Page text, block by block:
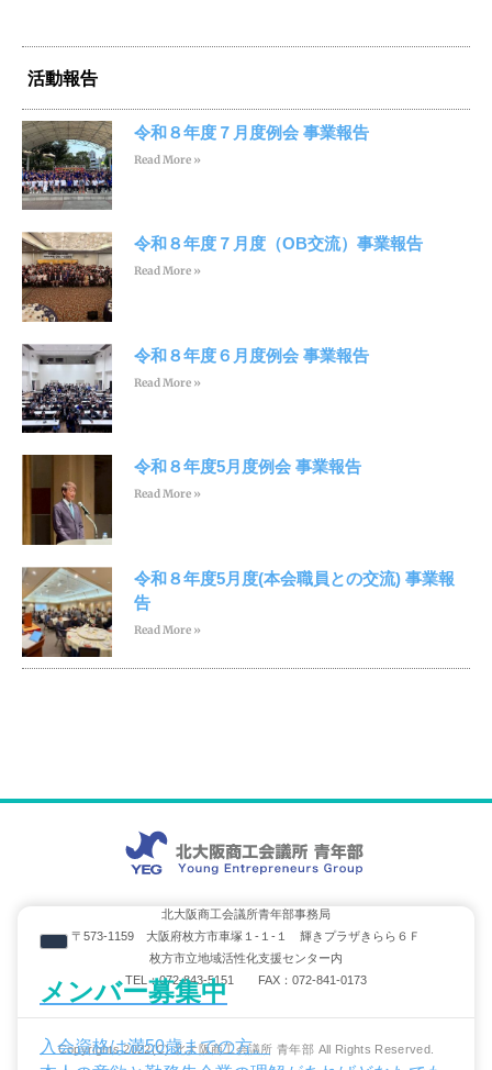
活動報告
令和８年度７月度例会 事業報告
Read More »
令和８年度７月度（OB交流）事業報告
Read More »
令和８年度６月度例会 事業報告
Read More »
令和８年度5月度例会 事業報告
Read More »
令和８年度5月度(本会職員との交流) 事業報
告
Read More »
メンバー募集中
入会資格は満50歳までの方。
北大阪商工会議所青年部事務局
〒573-1159 大阪府枚方市車塚１-１-１ 輝きプラザきらら６Ｆ
枚方市立地域活性化支援センター内
TEL：072-843-5151 FAX：072-841-0173
Copyrights 2022(C) 北大阪商工会議所 青年部 All Rights Reserved.